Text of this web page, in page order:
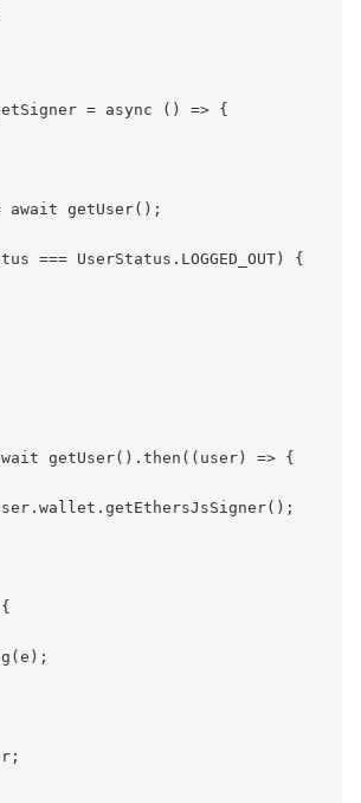
= async () => {
await getUser();
=== UserStatus.LOGGED_OUT) {
getUser().then((user) => {